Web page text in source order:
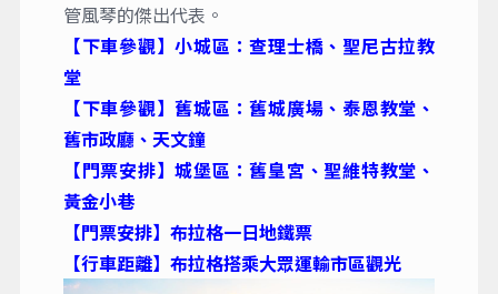
管風琴的傑出代表。
【下車參觀】小城區：查理士橋、聖尼古拉教
堂
【下車參觀】舊城區：舊城廣場、泰恩教堂、
舊市政廳、天文鐘
【門票安排】城堡區：舊皇宮、聖維特教堂、
黃金小巷
【門票安排】布拉格一日地鐵票
【行車距離】布拉格搭乘大眾運輸市區觀光